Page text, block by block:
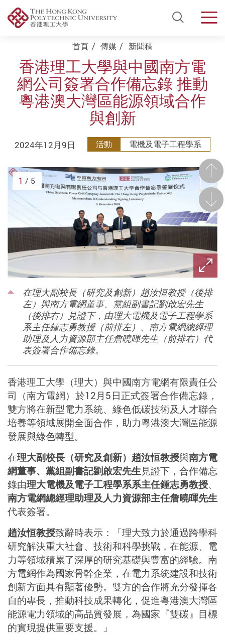
Open
Start main content首頁 傳媒 新聞稿
香港理工大學與中國南方電
網公司簽署合作備忘錄 推動
粵港澳大灣區能源領域合作
與創新
2024年12月9日 活動 電機及電子工程學系
前
在理大副校長（研究及創新）趙汝恒教授（後排
左）與南方電網董事、黨組副書記劉啟宏先生
（後排右）見證下，由理大電機及電子工程學系
系主任鍾志勇教授（前排左）、南方電網總經理
助理及人力資源部主任詹曉暉先生（前排右）代
表簽署合作備忘錄。
後一
1 / 5
香港理工大學（理大）與中國南方電網有限責任公
司（南方電網）於12月5日正式簽署合作備忘錄，
雙方將在新型電力系統、綠色低碳技術及人才聯合
培養等領域展開全面合作，助力粵港澳大灣區能源
發展與綠色轉型。
在理大副校長（研究及創新）趙汝恒教授與南方電
網董事、黨組副書記劉啟宏先生見證下，合作備忘
錄由理大電機及電子工程學系系主任鍾志勇教授、
南方電網總經理助理及人力資源部主任詹曉暉先生
代表簽署。
趙汝恒教授致辭時表示：「理大致力於通過跨學科
研究解決重大社會、技術和科學挑戰，在能源、電
力等領域積累了深厚的研究基礎與豐富的經驗。南
方電網作為國家骨幹企業，在電力系統建設和技術
創新方面具有顯著優勢。雙方的合作將充分發揮各
自的專長，推動科技成果轉化，促進粵港澳大灣區
能源電力領域的高品質發展，為國家『雙碳』目標
的實現提供重要支援。」